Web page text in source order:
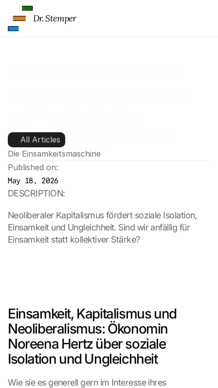
neoliberalen Kapitalismus
All Articles
Die Einsamkeitsmaschine
Published on:
May 18, 2026
DESCRIPTION:
Neoliberaler Kapitalismus fördert soziale Isolation,
Einsamkeit und Ungleichheit. Sind wir anfällig für
Einsamkeit statt kollektiver Stärke?
Einsamkeit, Kapitalismus und
Neoliberalismus: Ökonomin
Noreena Hertz über soziale
Isolation und Ungleichheit
Wie sie es generell gern im Interesse ihres
Dr. Stemper